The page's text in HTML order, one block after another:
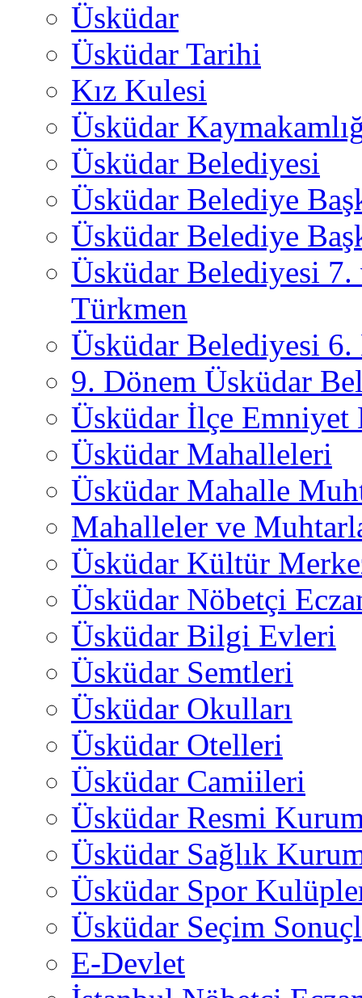
Üsküdar
Üsküdar Tarihi
Kız Kulesi
Üsküdar
Üsküdar Belediyesi
Üsküdar Belediye
Üsküdar Belediye
Üsküdar Belediyesi
Türkmen
Üsküdar Belediyesi 6.
9. Dönem Üsküdar
Üsküdar İlçe
Üsküdar Mahalleleri
Üsküdar Mahalle
Mahalleler ve
Üsküdar Kültür
Üsküdar Nöbetçi
Üsküdar Bilgi Evleri
Üsküdar Semtleri
Üsküdar Okulları
Üsküdar Otelleri
Üsküdar Camiileri
Üsküdar Resmi
Üsküdar Sağlık
Üsküdar Spor
Üsküdar Seçim
E-Devlet